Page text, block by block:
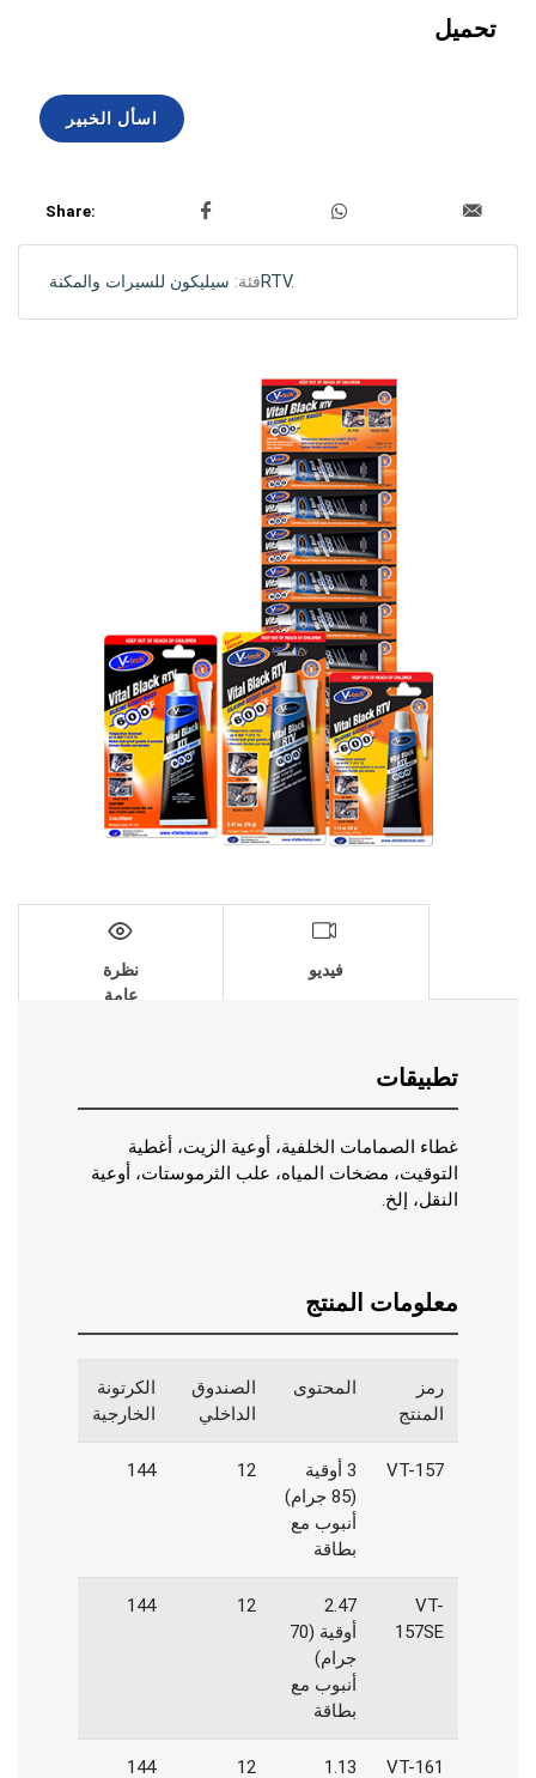
تحميل
اسأل الخبير
Share:
فئة:سيليكون للسيرات والمكنةRTV.
نظرة
عامة
فيديو
تطبيقات
غطاء الصمامات الخلفية، أوعية الزيت، أغطية
التوقيت، مضخات المياه، علب الثرموستات، أوعية
النقل، إلخ.
معلومات المنتج
رمز
المنتج
المحتوى
الصندوق
الداخلي
الكرتونة
الخارجية
VT-157
3 أوقية
(85 جرام)
أنبوب مع
بطاقة
12
144
VT-
157SE
2.47
أوقية (70
جرام)
أنبوب مع
بطاقة
12
144
VT-161
1.13
12
144